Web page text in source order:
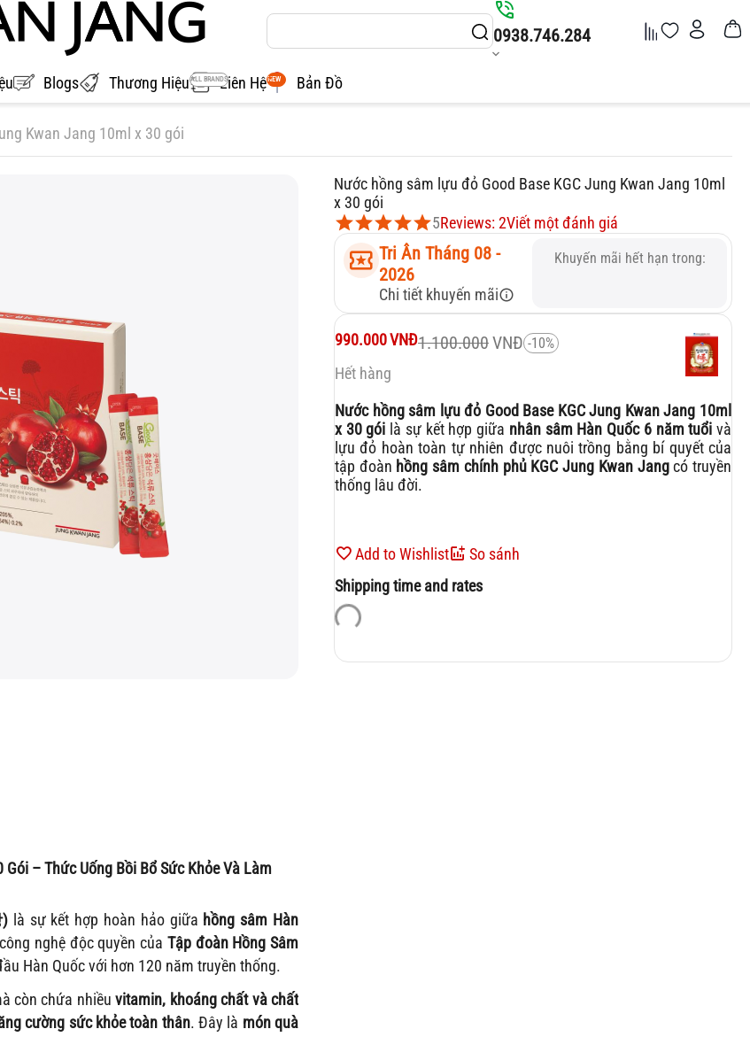
0938.746.284
Blogs Thương Hiệu ALL BRANDSLiên HệNEW Bản Đồ
Kwan Jang 10ml x 30 gói
Nước hồng sâm lựu đỏ Good Base KGC Jung Kwan Jang 10ml
x 30 gói
5Reviews: 2Viết một đánh giá
Tri Ân Tháng 08 -
2026
Chi tiết khuyến mãi
Khuyến mãi hết hạn trong:
990.000VNĐ1.100.000VNĐ -10%
Hết hàng
Nước hồng sâm lựu đỏ Good Base KGC Jung Kwan Jang 10ml
x 30 gói là sự kết hợp giữa nhân sâm Hàn Quốc 6 năm tuổi và
lựu đỏ hoàn toàn tự nhiên được nuôi trồng bằng bí quyết của
tập đoàn hồng sâm chính phủ KGC Jung Kwan Jangcó truyền
thống lâu đời.
Add to Wishlist
So sánh
Shipping time and rates
– Thức Uống Bồi Bổ Sức Khỏe Và Làm
) là sự kết hợp hoàn hảo giữa hồng sâm Hàn
nghệ độc quyền của Tập đoàn Hồng Sâm
Hàn Quốc với hơn 120 năm truyền thống.
còn chứa nhiềuvitamin, khoáng chất và chất
cường sức khỏe toàn thân. Đây là món quà